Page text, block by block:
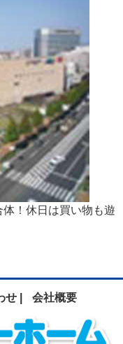
！休日は買い物も遊
| 会社概要